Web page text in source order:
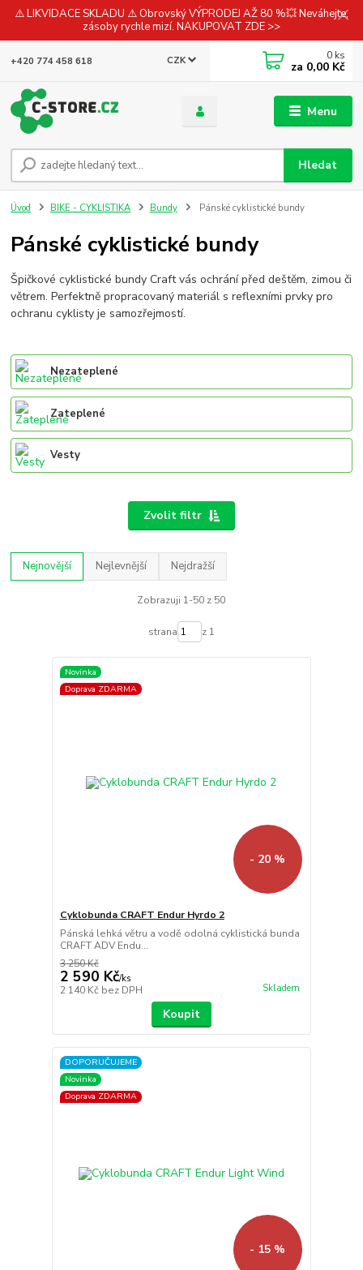
⚠️ LIKVIDACE SKLADU ⚠️ Obrovský VÝPRODEJ AŽ 80 %💥 Neváhejte,
zásoby rychle mizí. NAKUPOVAT ZDE >>
Menu
CZK
Hledat
+420 774 458 618 0 ks
za 0,00 Kč
Úvod BIKE - CYKLISTIKA Bundy Pánské cyklistické bundy
Pánské cyklistické bundy
Špičkové cyklistické bundy Craft vás ochrání před deštěm, zimou či
větrem. Perfektně propracovaný materiál s reflexními prvky pro
ochranu cyklisty je samozřejmostí.
Nezateplené
Zateplené
Vesty
Zvolit filtr
Nejnovější Nejlevnější Nejdražší
Zobrazuji 1-50 z 50
strana z 1
Novinka
Doprava ZDARMA
- 20 %
Cyklobunda CRAFT Endur Hyrdo 2
Pánská lehká větru a vodě odolná cyklistická bunda
CRAFT ADV Endu...
3 250 Kč
2 590 Kč/ks
2 140 Kč bez DPH Skladem
Koupit
DOPORUČUJEME
Novinka
Doprava ZDARMA
- 15 %